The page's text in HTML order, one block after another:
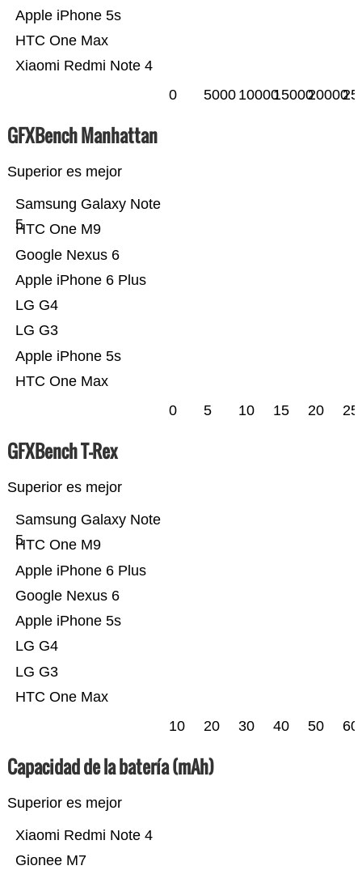
Xiaomi Redmi Note 4
HTC One Max
Apple iPhone 5s
0 5000 100001500020000
GFXBench Manhattan
Superior es mejor
HTC One Max
Apple iPhone 5s
LG G3
LG G4
Apple iPhone 6 Plus
Google Nexus 6
HTC One M9
Samsung Galaxy Note
5
0 5 10 15 20 25
GFXBench T-Rex
Superior es mejor
HTC One Max
LG G3
LG G4
Apple iPhone 5s
Google Nexus 6
Apple iPhone 6 Plus
HTC One M9
Samsung Galaxy Note
5
10 20 30 40 50 60
Capacidad de la batería (mAh)
Superior es mejor
Gionee M7
Xiaomi Redmi Note 4